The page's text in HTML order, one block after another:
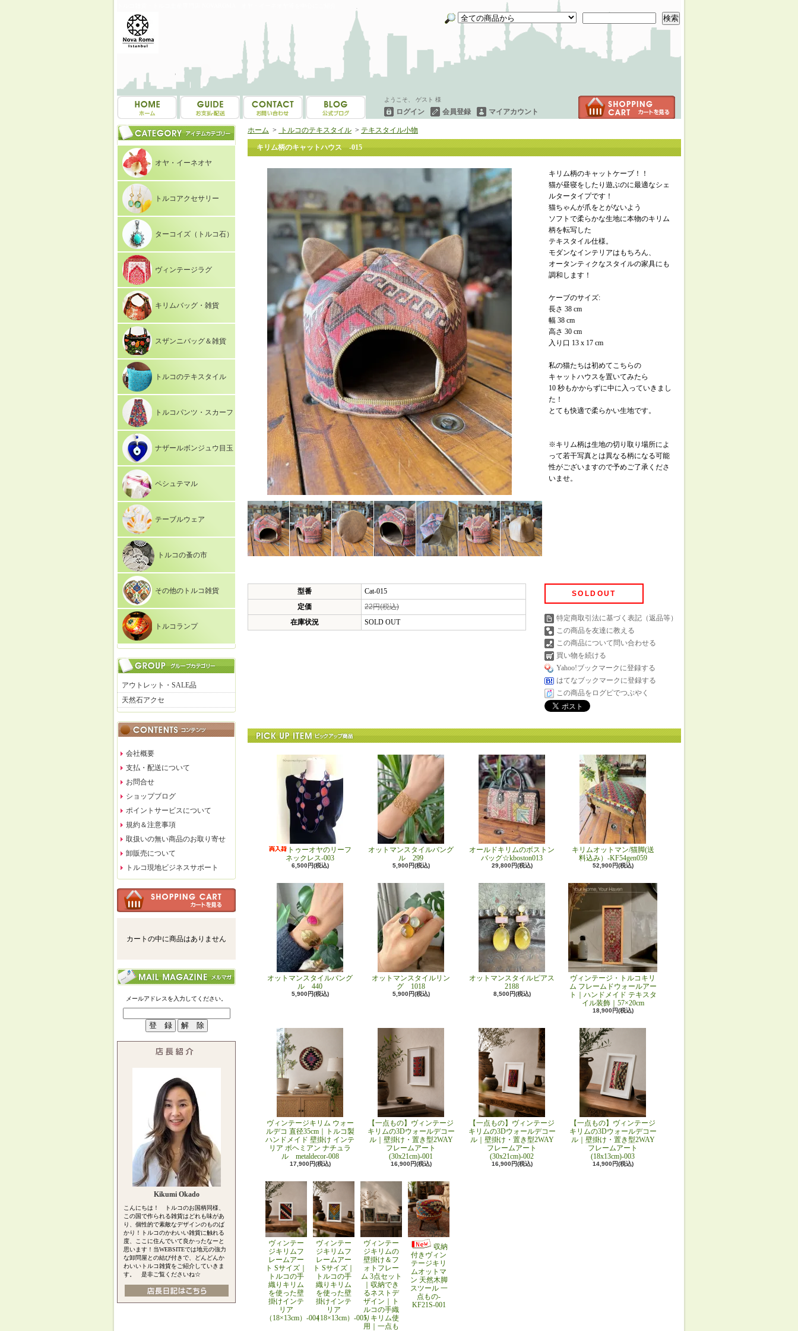
検索
ようこそ、 ゲスト 様
ログイン 会員登録 マイアカウント
オヤ・イーネオヤ
トルコアクセサリー
ターコイズ（トルコ石）
ヴィンテージラグ
キリムバッグ・雑貨
スザンニバッグ＆雑貨
トルコのテキスタイル
トルコパンツ・スカーフ
ナザールボンジュウ目玉
ペシュテマル
テーブルウェア
トルコの蚤の市
その他のトルコ雑貨
トルコランプ
アウトレット・SALE品
天然石アクセ
会社概要
支払・配送について
お問合せ
ショップブログ
ポイントサービスについて
規約＆注意事項
取扱いの無い商品のお取り寄せ
卸販売について
トルコ現地ビジネスサポート
カートの中に商品はありません
メールアドレスを入力してください。
Kikumi Okado
こんにちは！ トルコのお国柄同様、
この国で作られる雑貨はどれも味があ
り、個性的で素敵なデザインのものば
かり！トルコのかわいい雑貨に触れる
度、ここに住んでいて良かったなーと
思います！当WEBSITEでは地元の強力
な卸問屋との結び付きで、どんどんか
わいいトルコ雑貨をご紹介していきま
す。 是非ご覧くださいね☆
ホーム > トルコのテキスタイル > テキスタイル小物
キリム柄のキャットハウス -015
キリム柄のキャットケーブ！！
猫が昼寝をしたり遊ぶのに最適なシェ
ルタータイプです！
猫ちゃんが爪をとがないよう
ソフトで柔らかな生地に本物のキリム
柄を転写した
テキスタイル仕様。
モダンなインテリアはもちろん、
オータンティクなスタイルの家具にも
調和します！
ケーブのサイズ:
長さ 38 cm
幅 38 cm
高さ 30 cm
入り口 13 x 17 cm
私の猫たちは初めてこちらの
キャットハウスを置いてみたら
10 秒もかからずに中に入っていきまし
た！
とても快適で柔らかい生地です。
※キリム柄は生地の切り取り場所によ
って若干写真とは異なる柄になる可能
性がございますので予めご了承くださ
いませ。
型番
Cat-015
定価
22円(税込)
在庫状況
SOLD OUT
SOLDOUT
特定商取引法に基づく表記（返品等）
この商品を友達に教える
この商品について問い合わせる
買い物を続ける
Yahoo!ブックマークに登録する
はてなブックマークに登録する
この商品をログピでつぶやく
トゥーオヤのリーフ
ネックレス-003
6,500円(税込)
オットマンスタイルバング
ル 299
5,900円(税込)
オールドキリムのボストン
バッグ☆kboston013
29,800円(税込)
キリムオットマン/猫脚(送
料込み）-KF54gen059
52,900円(税込)
オットマンスタイルバング
ル 440
5,900円(税込)
オットマンスタイルリン
グ 1018
5,900円(税込)
オットマンスタイルピアス
2188
8,500円(税込)
ヴィンテージ・トルコキリ
ム フレームドウォールアー
ト｜ハンドメイド テキスタ
イル装飾｜57×20cm
18,900円(税込)
ヴィンテージキリム ウォー
ルデコ 直径35cm｜トルコ製
ハンドメイド 壁掛け インテ
リア ボヘミアン ナチュラ
ル metaldecor-008
17,900円(税込)
【一点もの】ヴィンテージ
キリムの3Dウォールデコー
ル｜壁掛け・置き型2WAY
フレームアート
(30x21cm)-001
16,900円(税込)
【一点もの】ヴィンテージ
キリムの3Dウォールデコー
ル｜壁掛け・置き型2WAY
フレームアート
(30x21cm)-002
16,900円(税込)
【一点もの】ヴィンテージ
キリムの3Dウォールデコー
ル｜壁掛け・置き型2WAY
フレームアート
(18x13cm)-003
14,900円(税込)
ヴィンテー
ジキリムフ
レームアー
ト Sサイズ｜
トルコの手
織りキリム
を使った壁
掛けインテ
リア
（18×13cm）-004
ヴィンテー
ジキリムフ
レームアー
ト Sサイズ｜
トルコの手
織りキリム
を使った壁
掛けインテ
リア
（18×13cm）-005
ヴィンテー
ジキリムの
壁掛け＆フ
ォトフレー
ム 3点セット
｜収納でき
るネストデ
ザイン｜ト
ルコの手織
りキリム使
用｜一点も
収納
付きヴィン
テージキリ
ムオットマ
ン 天然木脚
スツール 一
点もの-
KF21S-001